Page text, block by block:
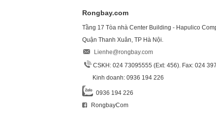
Rongbay.com
Tầng 17 Tòa nhà Center Building - Hapulico
Quận Thanh Xuân, TP Hà Nội.
Lienhe@rongbay.com
CSKH: 024 73095555 (Ext: 456). Fax: 024
Kinh doanh: 0936 194 226
0936 194 226
RongbayCom